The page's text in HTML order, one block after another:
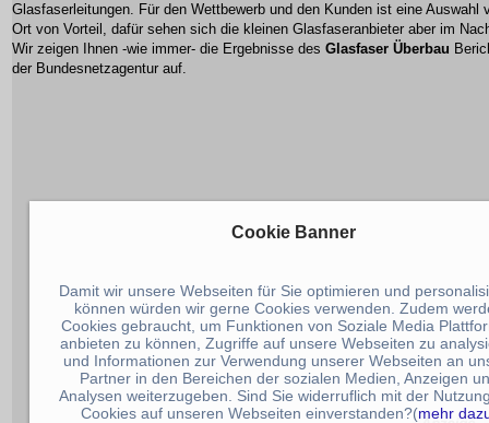
Glasfaserleitungen. Für den Wettbewerb und den Kunden ist eine Auswahl
Ort von Vorteil, dafür sehen sich die kleinen Glasfaseranbieter aber im
Wir zeigen Ihnen -wie immer- die Ergebnisse des Glasfaser Überbau
der Bundesnetzagentur auf.
Cookie Banner
Damit wir unsere Webseiten für Sie optimieren und
können würden wir gerne Cookies verwenden. Zudem
Cookies gebraucht, um Funktionen von Soziale Media
anbieten zu können, Zugriffe auf unsere Webseiten zu
und Informationen zur Verwendung unserer Webseiten an
Partner in den Bereichen der sozialen Medien, Anzeigen
Analysen weiterzugeben. Sind Sie widerruflich mit der
Cookies auf unseren Webseiten einverstanden?(mehr